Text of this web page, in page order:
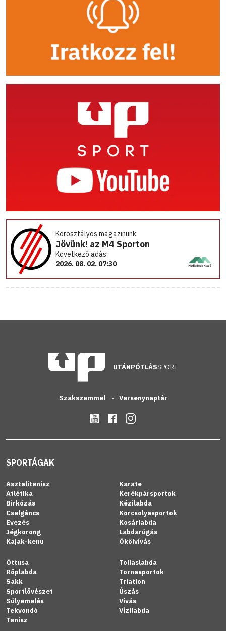
Korosztályos magazinunk
Jövünk! az M4 Sporton
Következő adás:
2026. 08. 02. 07:30
UTÁNPÓTLÁSSPORT
Szakszemmel Versenynaptár
SPORTÁGAK
Asztalitenisz
Atlétika
Birkózás
Cselgáncs
Evezés
Jégkorong
Kajak-kenu
Karate
Kerékpársportok
Kézilabda
Korcsolyasportok
Kosárlabda
Labdarúgás
Ökölvívás
Öttusa
Röplabda
Sakk
Sportlövészet
Súlyemelés
Tekvondó
Tenisz
Tollaslabda
Tornasportok
Triatlon
Úszás
Vívás
Vízilabda